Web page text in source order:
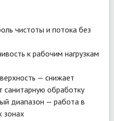
чистоты и потока без
к рабочим нагрузкам
— снижает
обработку
диапазон — работа в
зонах